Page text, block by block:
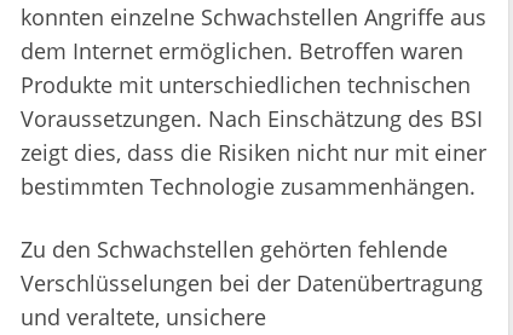
konnten einzelne Schwachstellen Angriffe aus
dem Internet ermöglichen. Betroffen waren
Produkte mit unterschiedlichen technischen
Voraussetzungen. Nach Einschätzung des BSI
zeigt dies, dass die Risiken nicht nur mit einer
bestimmten Technologie zusammenhängen.
Zu den Schwachstellen gehörten fehlende
Verschlüsselungen bei der Datenübertragung
und veraltete, unsichere